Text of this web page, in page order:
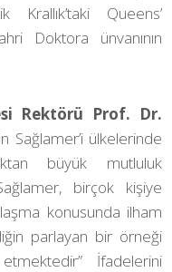
Queens’
Doktora ünvanının
Rektörü Prof. Dr.
Sağlamer’i ülkelerinde
büyük mutluluk
birçok kişiye
konusunda ilham
parlayan bir örneği
İfadelerini